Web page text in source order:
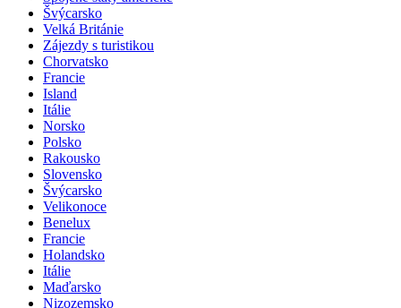
Švýcarsko
Velká Británie
Zájezdy s turistikou
Chorvatsko
Francie
Island
Itálie
Norsko
Polsko
Rakousko
Slovensko
Švýcarsko
Velikonoce
Benelux
Francie
Holandsko
Itálie
Maďarsko
Nizozemsko